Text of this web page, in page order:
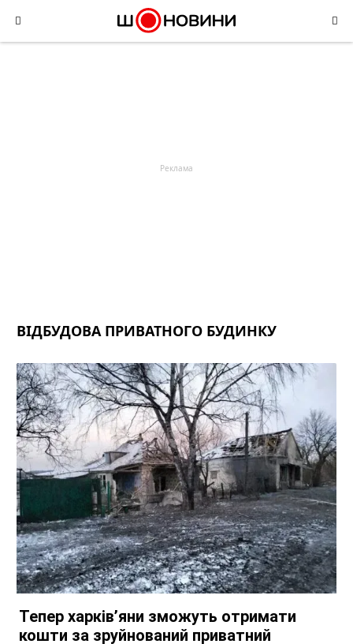
content
ВІДБУДОВА ПРИВАТНОГО БУДИНКУ
Тепер харківʼяни зможуть отримати
кошти за зруйнований приватний